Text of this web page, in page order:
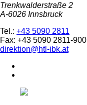
Trenkwalderstraße 2
A-6026 Innsbruck
Tel.: +43 5090 2811
Fax: +43 5090 2811-900
direktion@htl-ibk.at